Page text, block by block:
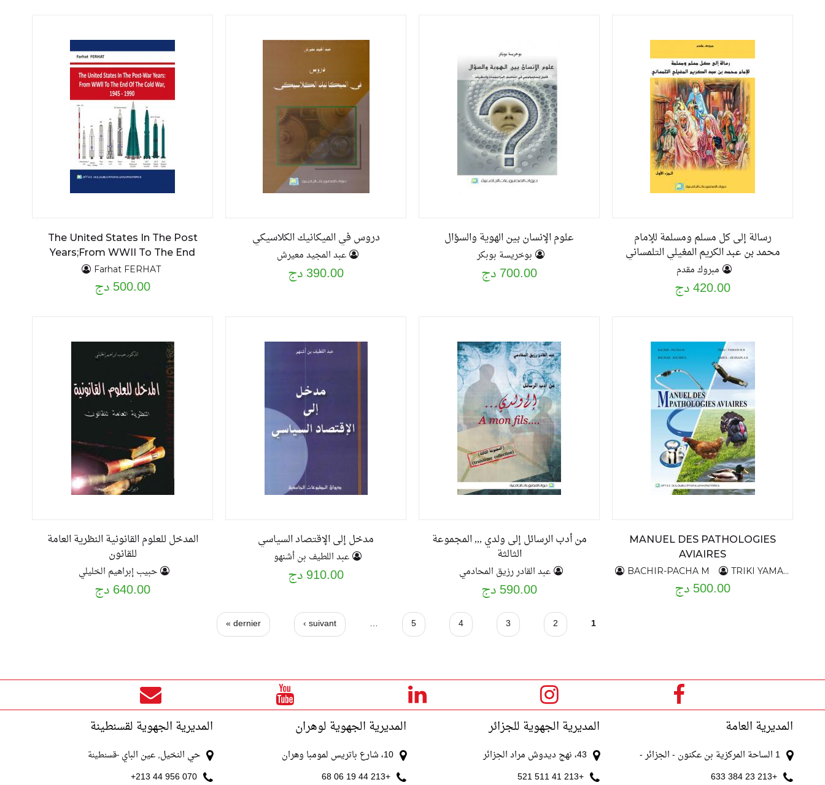
رسالة إلى كل مسلم ومسلمة للإمام
محمد بن عبد الكريم المغيلي التلمساني
ج1
مبروك مقدم
420.00 دج
علوم الإنسان بين الهوية والسؤال
بوخريسة بوبكر
700.00 دج
دروس في الميكانيك الكلاسيكي
عبد المجيد معيرش
390.00 دج
The United States In The Post
Years;From WWII To The End
Of The cold War, 1945-1990
Farhat FERHAT
500.00 دج
MANUEL DES PATHOLOGIES
AVIAIRES
BACHIR-PACHA M TRIKI YAMANI RR
500.00 دج
من أدب الرسائل إلى ولدي ,,, المجموعة
الثالثة
عبد القادر رزيق المحادمي
590.00 دج
مدخل إلى الإقتصاد السياسي
عبد اللطيف بن أشنهو
910.00 دج
المدخل للعلوم القانونية النظرية العامة
للقانون
حبيب إبراهيم الخليلي
640.00 دج
ص
ف
ح
1
2
3
4
5
…
suivant ›
dernier »
المديرية العامة
1 الساحة المركزية بن عكنون - الجزائر -
+213 23 384 633
المديرية الجهوية للجزائر
43، نهج ديدوش مراد الجزائر
+213 41 511 521
المديرية الجهوية لوهران
10، شارع باتريس لمومبا وهران
+213 44 19 06 68
المديرية الجهوية لقسنطينة
حي النخيل, عين الباي -قسنطينة
070 956 44 213+